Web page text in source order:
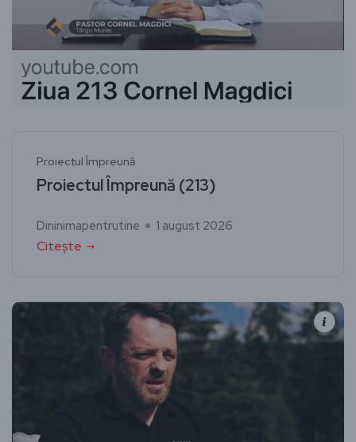
Proiectul Împreună
Proiectul Împreună (213)
Dininimapentrutine 1 august 2026
Citește